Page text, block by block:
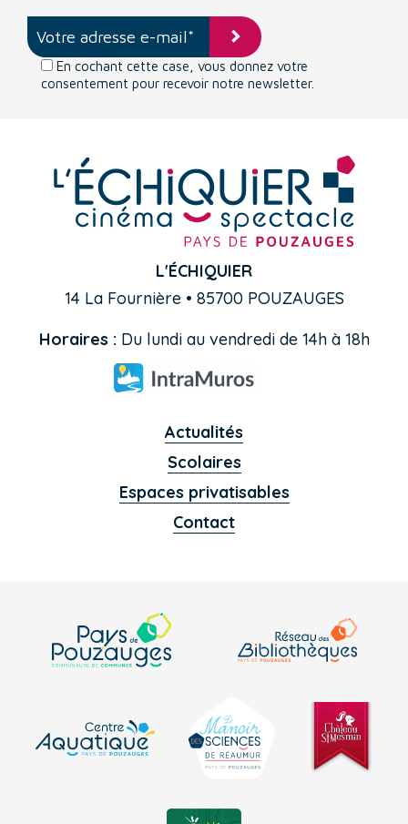
En cochant cette case, vous donnez votre
consentement pour recevoir notre newsletter.
L'ÉCHIQUIER
14 La Fournière • 85700 POUZAUGES
Horaires : Du lundi au vendredi de 14h à 18h
Actualités
Scolaires
Espaces privatisables
Contact